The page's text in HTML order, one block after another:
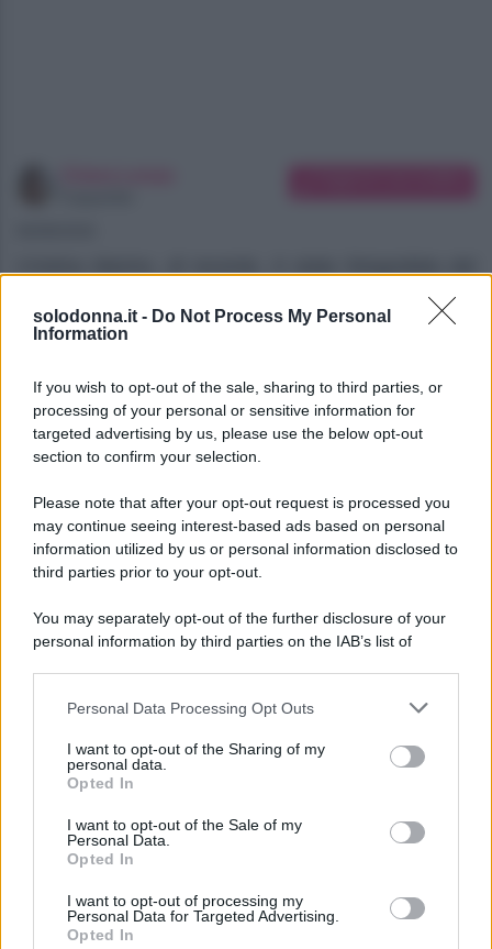
solodonna.it - Do Not Process My Personal
Information
If you wish to opt-out of the sale, sharing to third parties, or
processing of your personal or sensitive information for
targeted advertising by us, please use the below opt-out
section to confirm your selection.
Please note that after your opt-out request is processed you
may continue seeing interest-based ads based on personal
information utilized by us or personal information disclosed to
third parties prior to your opt-out.
You may separately opt-out of the further disclosure of your
personal information by third parties on the IAB’s list of
This information may also be disclosed by us to third parties
disclose it to other third parties.
Please note that this website/app uses one or more Google
services and may gather and store information including but
not limited to your visit or usage behaviour. You may click to
grant or deny consent to Google and its third-party tags to
consent section.
Personal Data Processing Opt Outs
I want to opt-out of the Sharing of my
personal data.
Opted In
I want to opt-out of the Sale of my
Personal Data.
Opted In
I want to opt-out of processing my
Personal Data for Targeted Advertising.
Opted In
settimanale Chi in quello che sembra proprio uno
stato interessante.
Foto Cristina Marino e Luca Argentero profilo ufficiale Instagram
Cristina Marino: la presunta
gravidanza
Cristina MarinoeLuca Argenterostanno
trascorrendo le